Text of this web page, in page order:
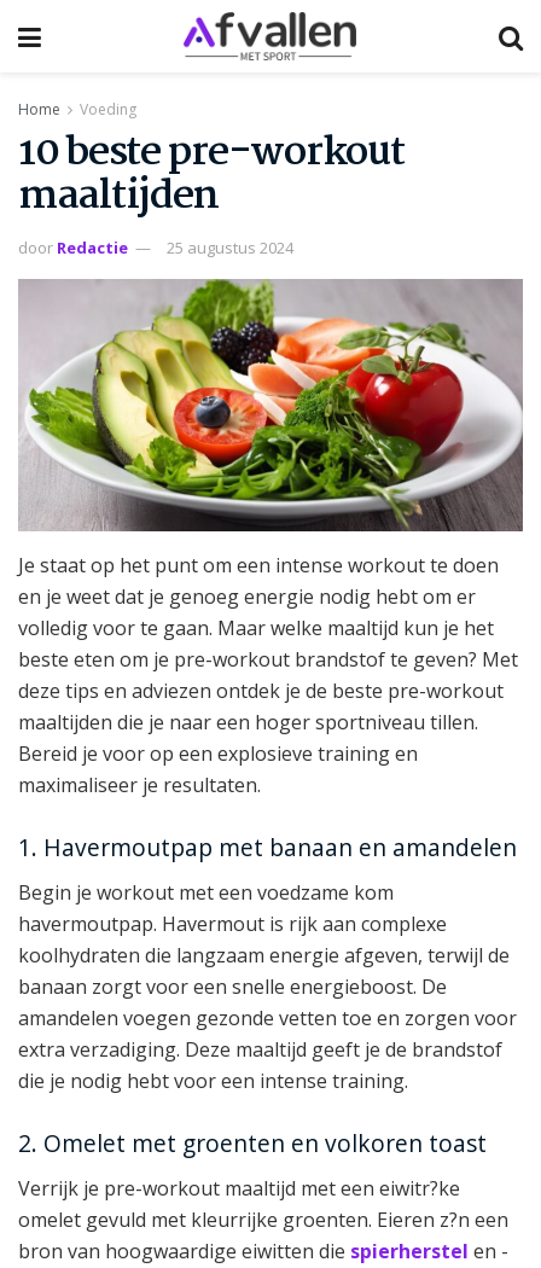
Home Voeding
10 beste pre-workout
maaltijden
door Redactie 25 augustus 2024
Je staat op het punt om een intense workout te doen
en je weet dat je genoeg energie nodig hebt om er
volledig voor te gaan. Maar welke maaltijd kun je het
beste eten om je pre-workout brandstof te geven? Met
deze tips en adviezen ontdek je de beste pre-workout
maaltijden die je naar een hoger sportniveau tillen.
Bereid je voor op een explosieve training en
maximaliseer je resultaten.
1. Havermoutpap met banaan en amandelen
Begin je workout met een voedzame kom
havermoutpap. Havermout is rijk aan complexe
koolhydraten die langzaam energie afgeven, terwijl de
banaan zorgt voor een snelle energieboost. De
amandelen voegen gezonde vetten toe en zorgen voor
extra verzadiging. Deze maaltijd geeft je de brandstof
die je nodig hebt voor een intense training.
2. Omelet met groenten en volkoren toast
Verrijk je pre-workout maaltijd met een eiwitr?ke
omelet gevuld met kleurrijke groenten. Eieren z?n een
bron van hoogwaardige eiwitten die spierherstel en -